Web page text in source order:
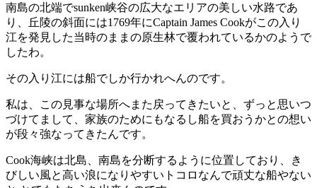
南島の北端でsunken峡谷の広大なエリアの美しい水路であ
り、丘陵の斜面には1769年にCaptain James Cookがこの入り
江を発見した当時のままの原生林で覆われているかのようで
したわ。
その入り江には船でしか行かれへんのです。
私は、この見事な場所へまた戻ってきたいと、ずっと思いつ
づけてまして、家族のためにもなるし船を買おうかとの想い
が段々強なってきたんです。
Cook海峡は北島、南島を分断するように位置しており、き
びしい風と高い浪になりやすいトコロなんで頑丈な船やない